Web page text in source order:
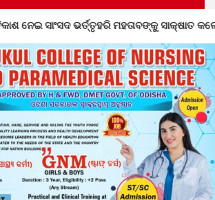
ସାକ୍ଷାତ କଲେ ସାମାଜିକ କର୍ମୀ ଇଂ. ଗିରିଜା ଶଙ୍କର